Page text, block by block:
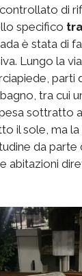
di
specifico
è stata di
Lungo la
parti
tra cui
sottratto
il sole, ma
da parte
abitazioni